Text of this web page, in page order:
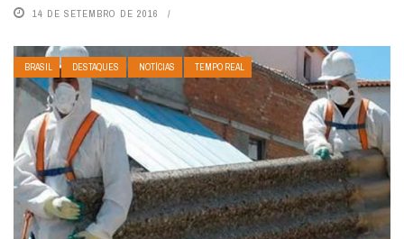
14 DE SETEMBRO DE 2016
BRASIL DESTAQUES NOTÍCIAS TEMPO REAL